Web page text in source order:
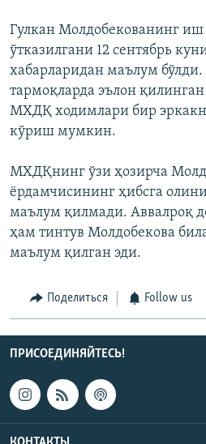
Гулкан Молдобекованинг иш
ўтказилгани 12 сентябрь
хабарларидан маълум
тармоқларда эълон
МХДҚ ходимлари бир
кўриш мумкин.
МХДҚнинг ўзи ҳозирча
ёрдамчисининг ҳибсга
маълум қилмади. Аввалроқ
ҳам тинтув Молдобекова
маълум қилган эди.
Поделиться Follow us
ПРИСОЕДИНЯЙТЕСЬ!